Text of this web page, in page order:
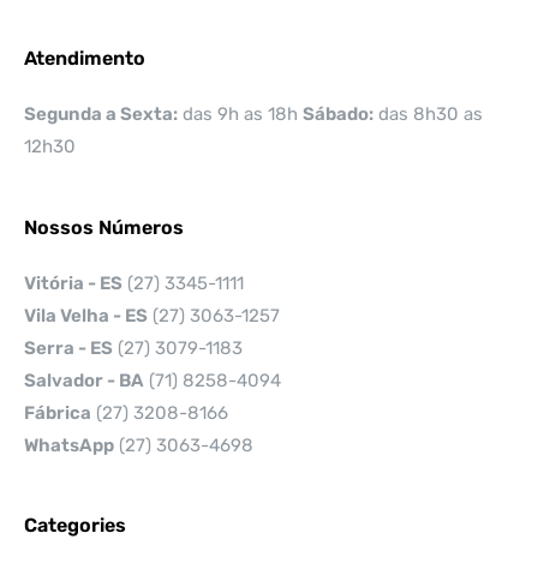
Atendimento
Segunda a Sexta: das 9h as 18h Sábado: das 8h30 as
12h30
Nossos Números
Vitória - ES (27) 3345-1111
Vila Velha - ES (27) 3063-1257
Serra - ES (27) 3079-1183
Salvador - BA (71) 8258-4094
Fábrica (27) 3208-8166
WhatsApp (27) 3063-4698
Categories